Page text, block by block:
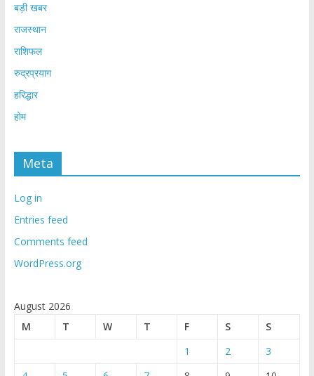
बड़ी खबर
राजस्थान
राशिफल
रुद्रप्रयाग
हरिद्धार
होम
Meta
Log in
Entries feed
Comments feed
WordPress.org
August 2026
M
T W T F S
S
1
2
3